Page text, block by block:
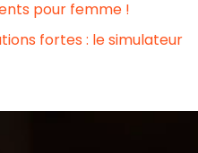
pour femme !
fortes : le simulateur